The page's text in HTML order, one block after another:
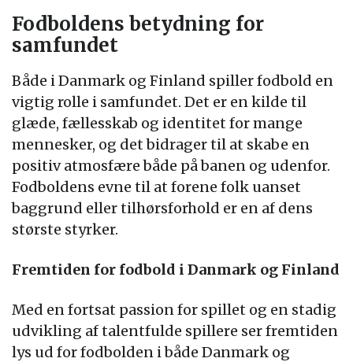
Fodboldens betydning for
samfundet
Både i Danmark og Finland spiller fodbold en
vigtig rolle i samfundet. Det er en kilde til
glæde, fællesskab og identitet for mange
mennesker, og det bidrager til at skabe en
positiv atmosfære både på banen og udenfor.
Fodboldens evne til at forene folk uanset
baggrund eller tilhørsforhold er en af dens
største styrker.
Fremtiden for fodbold i Danmark og Finland
Med en fortsat passion for spillet og en stadig
udvikling af talentfulde spillere ser fremtiden
lys ud for fodbolden i både Danmark og